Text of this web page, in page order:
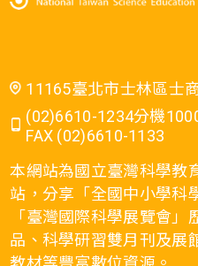
11165臺北市士林區士
(02)6610-1234分機
FAX (02)6610-1133
本網站為國立臺灣科學教
站，分享「全國中小學科
「臺灣國際科學展覽會」
品、科學研習雙月刊及展